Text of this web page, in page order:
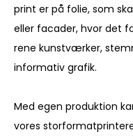
print er på folie, som
eller facader, hvor det
rene kunstværker,
informativ grafik.
Med egen produktion
vores